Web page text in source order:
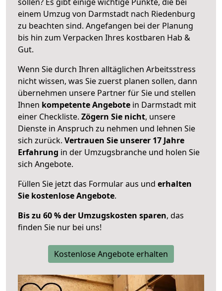
einem Umzug von Darmstadt nach Riedenburg
zu beachten sind. Angefangen bei der Planung
bis hin zum Verpacken Ihres kostbaren Hab &
Gut.
Wenn Sie durch Ihren alltäglichen Arbeitsstress
nicht wissen, was Sie zuerst planen sollen, dann
übernehmen unsere Partner für Sie und stellen
Ihnen kompetente Angebote in Darmstadt mit
einer Checkliste. Zögern Sie nicht, unsere
Dienste in Anspruch zu nehmen und lehnen Sie
sich zurück. Vertrauen Sie unserer 17 Jahre
Erfahrung in der Umzugsbranche und holen Sie
sich Angebote.
Füllen Sie jetzt das Formular aus und erhalten
Sie kostenlose Angebote.
Bis zu 60 % der Umzugskosten sparen, das
finden Sie nur bei uns!
Kostenlose Angebote erhalten